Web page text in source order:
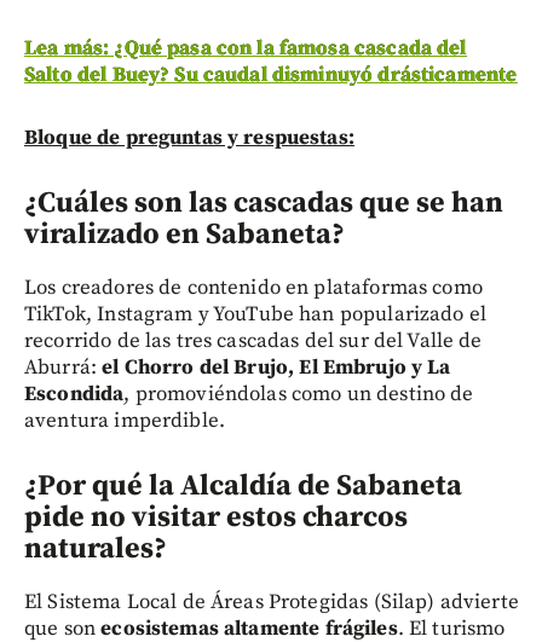
Lea más: ¿Qué pasa con la famosa cascada del
Salto del Buey? Su caudal disminuyó drásticamente
Bloque de preguntas y respuestas:
¿Cuáles son las cascadas que se han
viralizado en Sabaneta?
Los creadores de contenido en plataformas como
TikTok, Instagram y YouTube han popularizado el
recorrido de las tres cascadas del sur del Valle de
Aburrá:el Chorro del Brujo, El Embrujo y La
Escondida, promoviéndolas como un destino de
aventura imperdible.
¿Por qué la Alcaldía de Sabaneta
pide no visitar estos charcos
naturales?
El Sistema Local de Áreas Protegidas (Silap) advierte
que sonecosistemas altamente frágiles. El turismo